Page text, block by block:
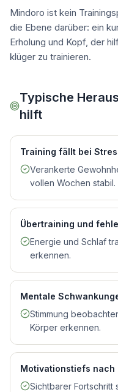
Mindoro ist kein
die Ebene darüber: ein
Erholung und Kopf, der
klüger zu trainieren.
Typische
hilft
Training fällt bei
Verankerte
vollen Wochen stabil.
Übertraining und
Energie und Schlaf
erkennen.
Mentale
Stimmung
Körper erkennen.
Motivationstiefs nach
Sichtbarer Fortschritt